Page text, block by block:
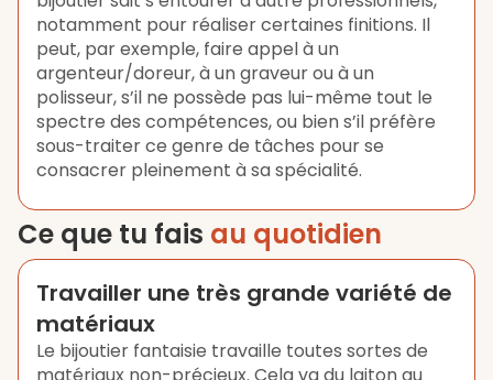
notamment pour réaliser certaines finitions. Il
peut, par exemple, faire appel à un
argenteur/doreur, à un graveur ou à un
polisseur, s’il ne possède pas lui-même tout le
spectre des compétences, ou bien s’il préfère
sous-traiter ce genre de tâches pour se
consacrer pleinement à sa spécialité.
Ce que tu fais au quotidien
Travailler une très grande variété de
matériaux
Le bijoutier fantaisie travaille toutes sortes de